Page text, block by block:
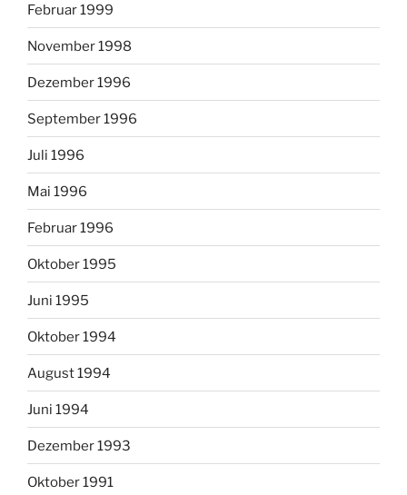
Februar 1999
November 1998
Dezember 1996
September 1996
Juli 1996
Mai 1996
Februar 1996
Oktober 1995
Juni 1995
Oktober 1994
August 1994
Juni 1994
Dezember 1993
Oktober 1991